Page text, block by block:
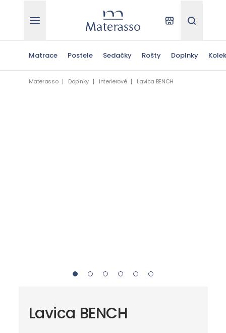
Materasso Kde kúpiťHľadať
Matrace Postele Sedačky Rošty Doplnky
Materasso Doplnky Interierové Lavica BENCH
Lavica BENCH